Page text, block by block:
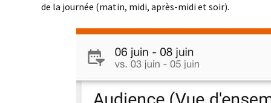
de la journée (matin, midi, après-midi et soir).